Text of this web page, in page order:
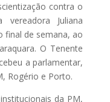
contra o
Juliana
final de semana, ao
O Tenente
a parlamentar,
Rogério e Porto.
da PM,